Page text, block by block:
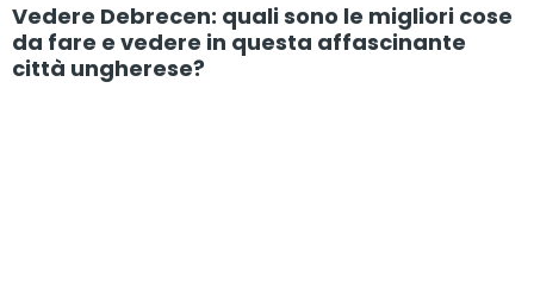
Vedere Debrecen: quali sono le migliori cose
da fare e vedere in questa affascinante
città ungherese?